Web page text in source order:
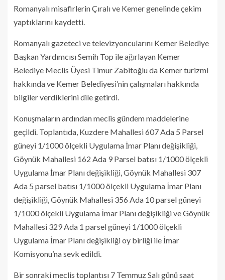
Romanyalı misafirlerin Çıralı ve Kemer genelinde çekim
yaptıklarını kaydetti.
Romanyalı gazeteci ve televizyoncularını Kemer Belediye
Başkan Yardımcısı Semih Top ile ağırlayan Kemer
Belediye Meclis Üyesi Timur Zabitoğlu da Kemer turizmi
hakkında ve Kemer Belediyesi’nin çalışmaları hakkında
bilgiler verdiklerini dile getirdi.
Konuşmaların ardından meclis gündem maddelerine
geçildi. Toplantıda, Kuzdere Mahallesi 607 Ada 5 Parsel
güneyi 1/1000 ölçekli Uygulama İmar Planı değişikliği,
Göynük Mahallesi 162 Ada 9 Parsel batısı 1/1000 ölçekli
Uygulama İmar Planı değişikliği, Göynük Mahallesi 307
Ada 5 parsel batısı 1/1000 ölçekli Uygulama İmar Planı
değişikliği, Göynük Mahallesi 356 Ada 10 parsel güneyi
1/1000 ölçekli Uygulama İmar Planı değişikliği ve Göynük
Mahallesi 329 Ada 1 parsel güneyi 1/1000 ölçekli
Uygulama İmar Planı değişikliği oy birliği ile İmar
Komisyonu’na sevk edildi.
Bir sonraki meclis toplantısı 7 Temmuz Salı günü saat